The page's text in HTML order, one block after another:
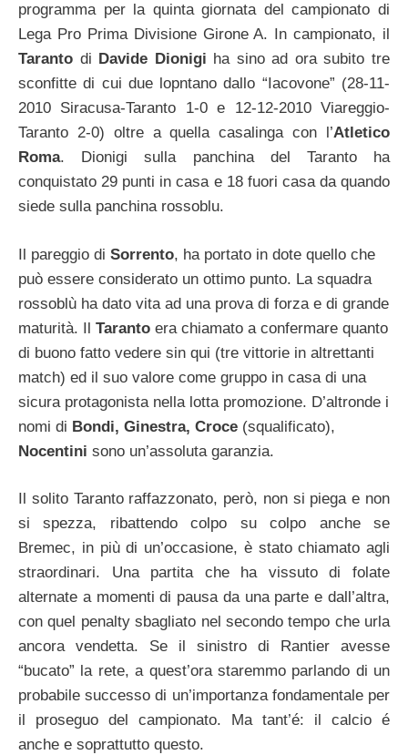
programma per la quinta giornata del campionato di
Lega Pro Prima Divisione Girone A. In campionato, il
Taranto di Davide Dionigi ha sino ad ora subito tre
sconfitte di cui due lopntano dallo “Iacovone” (28-11-
2010 Siracusa-Taranto 1-0 e 12-12-2010 Viareggio-
Taranto 2-0) oltre a quella casalinga con l’Atletico
Roma. Dionigi sulla panchina del Taranto ha
conquistato 29 punti in casa e 18 fuori casa da quando
siede sulla panchina rossoblu.
Il pareggio di Sorrento, ha portato in dote quello che
può essere considerato un ottimo punto. La squadra
rossoblù ha dato vita ad una prova di forza e di grande
maturità. Il Taranto era chiamato a confermare quanto
di buono fatto vedere sin qui (tre vittorie in altrettanti
match) ed il suo valore come gruppo in casa di una
sicura protagonista nella lotta promozione. D’altronde i
nomi di Bondi, Ginestra, Croce (squalificato),
Nocentini sono un’assoluta garanzia.
Il solito Taranto raffazzonato, però, non si piega e non
si spezza, ribattendo colpo su colpo anche se
Bremec, in più di un’occasione, è stato chiamato agli
straordinari. Una partita che ha vissuto di folate
alternate a momenti di pausa da una parte e dall’altra,
con quel penalty sbagliato nel secondo tempo che urla
ancora vendetta. Se il sinistro di Rantier avesse
“bucato” la rete, a quest’ora staremmo parlando di un
probabile successo di un’importanza fondamentale per
il proseguo del campionato. Ma tant’é: il calcio é
anche e soprattutto questo.